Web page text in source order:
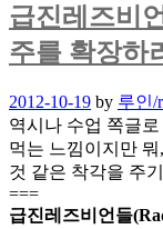
급진레즈비
주를 확장하
Posted
on
2012-10-19 by 루인/
역시나 수업 쪽글
먹는 느낌이지만
것 같은 착각을 주
===
급진레즈비언들